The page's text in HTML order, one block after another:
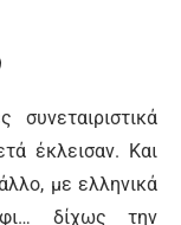
συνεταιριστικά
έκλεισαν. Και
με ελληνικά
δίχως την